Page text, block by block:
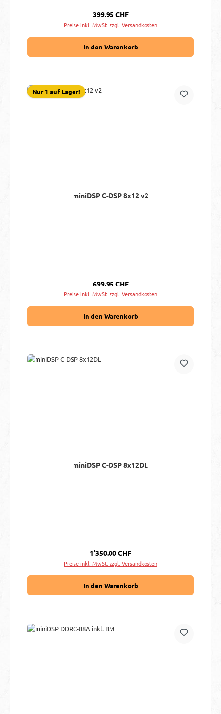
Regulärer Preis:
399.95 CHF
Preise inkl. MwSt. zzgl. Versandkosten
In den Warenkorb
Nur 1 auf Lager!
miniDSP C-DSP 8x12 v2
Regulärer Preis:
699.95 CHF
Preise inkl. MwSt. zzgl. Versandkosten
In den Warenkorb
miniDSP C-DSP 8x12DL
Regulärer Preis:
1’350.00 CHF
Preise inkl. MwSt. zzgl. Versandkosten
In den Warenkorb